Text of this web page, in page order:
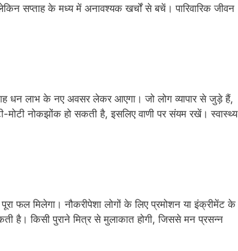
सप्ताह के मध्य में अनावश्यक खर्चों से बचें। पारिवारिक जीवन
धन लाभ के नए अवसर लेकर आएगा। जो लोग व्यापार से जुड़े हैं,
मोटी नोकझोंक हो सकती है, इसलिए वाणी पर संयम रखें। स्वास्थ्य
फल मिलेगा। नौकरीपेशा लोगों के लिए प्रमोशन या इंक्रीमेंट के
है। किसी पुराने मित्र से मुलाकात होगी, जिससे मन प्रसन्न